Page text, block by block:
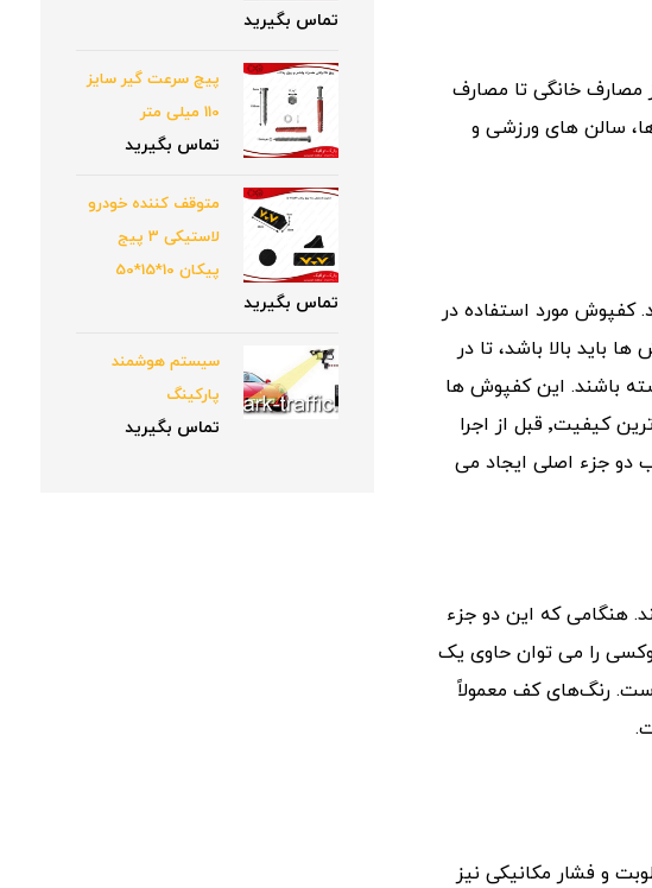
مصارف خانگی تا مصارف
سالن های ورزشی و
کفپوش مورد استفاده در
باید بالا باشد، تا در
باشند. این کفپوش ها
به سهولت بر روی تمامی سطوح سیمانی٬ سنگ، موزاییک و … قابل اجرا هستند اما توصیه می شود جهت حصول بالاترین کیفیت٬ قبل از اجرا
دو جزء اصلی ایجاد می
هنگامی که این دو جزء
را می توان حاوی یک
رنگ‌های کف معمولاً
و فشار مکانیکی نیز
تماس بگیرید
پیچ سرعت گیر سایز
110 میلی متر
تماس بگیرید
متوقف کننده خودرو
لاستیکی 3 پیج
پیکان 10*15*50
تماس بگیرید
سیستم هوشمند
پارکینگ
تماس بگیرید